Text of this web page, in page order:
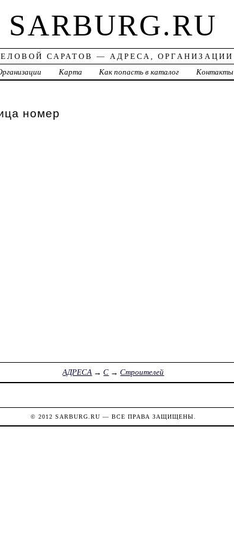
SARBURG.RU
САРАТОВ — АДРЕСА, ОРГАНИЗАЦИИ
Карта Как попасть в каталог Контакты
номер
АДРЕСА →С →Строителей
© 2012 SARBURG.RU — ВСЕ ПРАВА ЗАЩИЩЕНЫ.